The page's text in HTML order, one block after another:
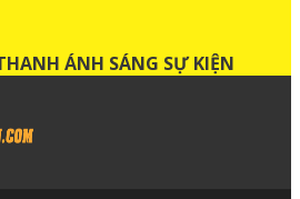
ÁNH SÁNG SỰ KIỆN